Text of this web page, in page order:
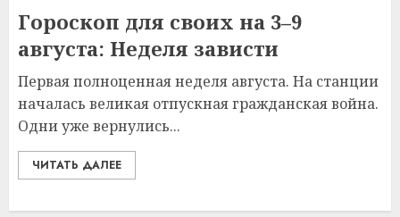
Гороскоп для своих на 3–9
августа: Неделя зависти
Первая полноценная неделя августа. На станции
началась великая отпускная гражданская война.
Одни уже вернулись...
ЧИТАТЬ ДАЛЕЕ